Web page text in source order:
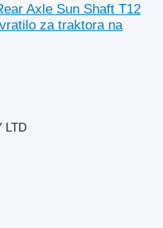
Axle Sun Shaft T12
za traktora na
LTD